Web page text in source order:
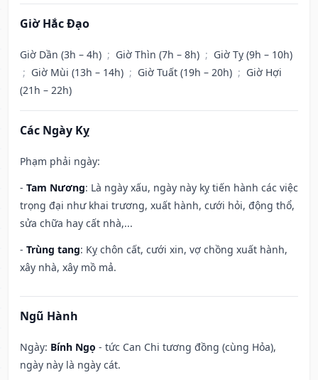
Giờ Hắc Đạo
Giờ Dần (3h – 4h) ; Giờ Thìn (7h – 8h) ; Giờ Tỵ (9h – 10h)
; Giờ Mùi (13h – 14h) ; Giờ Tuất (19h – 20h) ; Giờ Hợi
(21h – 22h)
Các Ngày Kỵ
Phạm phải ngày:
- Tam Nương: Là ngày xấu, ngày này kỵ tiến hành các việc
trọng đại như khai trương, xuất hành, cưới hỏi, động thổ,
sửa chữa hay cất nhà,...
- Trùng tang: Kỵ chôn cất, cưới xin, vợ chồng xuất hành,
xây nhà, xây mồ mả.
Ngũ Hành
Ngày: Bính Ngọ - tức Can Chi tương đồng (cùng Hỏa),
ngày này là ngày cát.